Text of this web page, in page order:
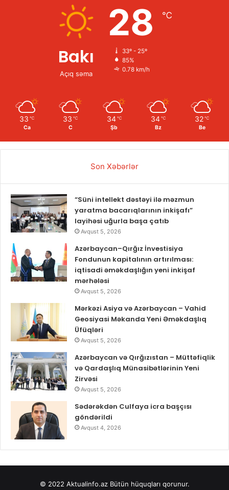
Bakı
Açıq səma
28 ℃
33º - 25º
85%
0.78 km/h
33 ℃
Ca
33 ℃
C
34 ℃
Şb
34 ℃
Bz
32 ℃
Be
Son Xəbərlər
“Süni intellekt dəstəyi ilə məzmun
yaratma bacarıqlarının inkişafı”
layihəsi uğurla başa çatıb
Avqust 5, 2026
Azərbaycan–Qırğız İnvestisiya
Fondunun kapitalının artırılması:
iqtisadi əməkdaşlığın yeni inkişaf
mərhələsi
Avqust 5, 2026
Mərkəzi Asiya və Azərbaycan – Vahid
Geosiyasi Məkanda Yeni Əməkdaşlıq
Üfüqləri
Avqust 5, 2026
Azərbaycan və Qırğızıstan – Müttəfiqlik
və Qardaşlıq Münasibətlərinin Yeni
Zirvəsi
Avqust 5, 2026
Sədərəkdən Culfaya icra başçısı
göndərildi
Avqust 4, 2026
© 2022 Aktualinfo.azBütün hüquqları qorunur.